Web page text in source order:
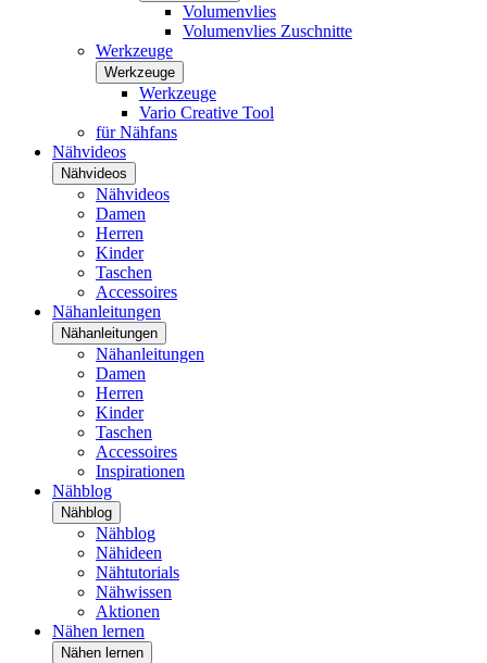
Volumenvlies
Volumenvlies Zuschnitte
Werkzeuge
Werkzeuge
Werkzeuge
Vario Creative Tool
für Nähfans
Nähvideos
Nähvideos
Nähvideos
Damen
Herren
Kinder
Taschen
Accessoires
Nähanleitungen
Nähanleitungen
Nähanleitungen
Damen
Herren
Kinder
Taschen
Accessoires
Inspirationen
Nähblog
Nähblog
Nähblog
Nähideen
Nähtutorials
Nähwissen
Aktionen
Nähen lernen
Nähen lernen